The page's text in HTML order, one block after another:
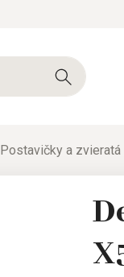
Postavičky a zvieratá